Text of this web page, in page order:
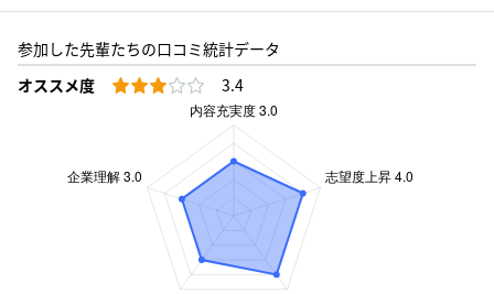
参加した先輩たちの口コミ統計データ
オススメ度
3.4